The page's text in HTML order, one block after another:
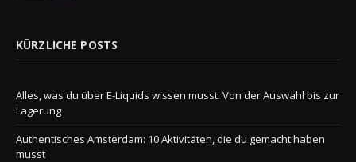
KÜRZLICHE POSTS
Alles, was du über E-Liquids wissen musst: Von der Auswahl bis zur
Lagerung
Authentisches Amsterdam: 10 Aktivitäten, die du gemacht haben
musst